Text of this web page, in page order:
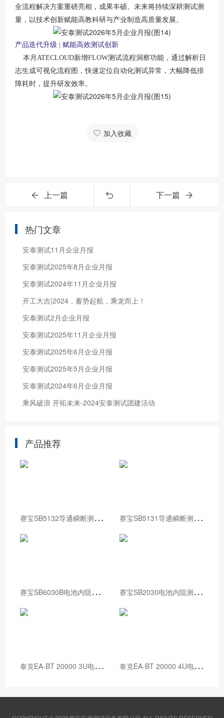
全流程解决方案重磅亮相，成果丰硕。未来将持续深耕测试测
量，以技术创新赋能高教科研与产业制造高质量发展。
产品迭代升级
| 赋能高效测试创新
本月 ATECLOUD新增FLOW测试流程洞察功能，通过解析日
志生成可视化流程图，快速定位自动化测试异常，大幅降低排
障耗时，提升研发效率。
加入收藏
上一篇 下一篇
热门文章
安泰测试11月企业月报
安泰测试2025年8月企业月报
安泰测试2024年11月企业月报
开工大吉|2024，蓄势起航，乘龙而上！
安泰测试2月企业月报
安泰测试2025年11月企业月报
安泰测试2025年6月企业月报
安泰测试2025年5月企业月报
安泰测试2024年6月企业月报
乘风破浪 开拓未来-2024安泰测试团建活动
产品推荐
赛
宝SB5132导通瞬断测试仪 赛
宝SB5131导通瞬断测试仪
赛
宝SB6030B电池内阻测试仪校准装置 赛
宝SB2030电池内阻测试仪校准装置
泰
克EA-BT 20000 3U电池测试仪 泰
克EA-BT 20000 4U电池测试仪